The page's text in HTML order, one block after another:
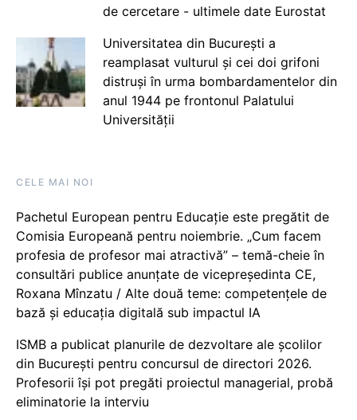
de cercetare - ultimele date Eurostat
Universitatea din București a
reamplasat vulturul și cei doi grifoni
distruși în urma bombardamentelor din
anul 1944 pe frontonul Palatului
Universității
CELE MAI NOI
Pachetul European pentru Educație este pregătit de
Comisia Europeană pentru noiembrie. „Cum facem
profesia de profesor mai atractivă” – temă-cheie în
consultări publice anunțate de vicepreședinta CE,
Roxana Mînzatu / Alte două teme: competențele de
bază și educația digitală sub impactul IA
ISMB a publicat planurile de dezvoltare ale școlilor
din București pentru concursul de directori 2026.
Profesorii își pot pregăti proiectul managerial, probă
eliminatorie la interviu